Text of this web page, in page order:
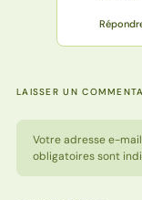
LAISSER UN
Votre adresse e-
obligatoires sont